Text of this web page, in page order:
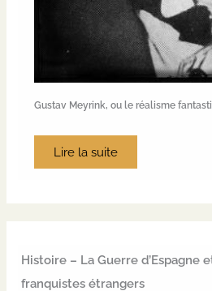
Gustav Meyrink, ou le réalisme
Lire la suite
Histoire – La Guerre d’Espagne
franquistes étrangers